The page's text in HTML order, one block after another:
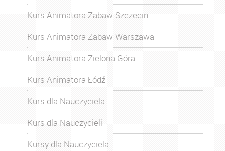
Kurs Animatora Zabaw Szczecin
Kurs Animatora Zabaw Warszawa
Kurs Animatora Zielona Góra
Kurs Animatora Łódź
Kurs dla Nauczyciela
Kurs dla Nauczycieli
Kursy dla Nauczyciela